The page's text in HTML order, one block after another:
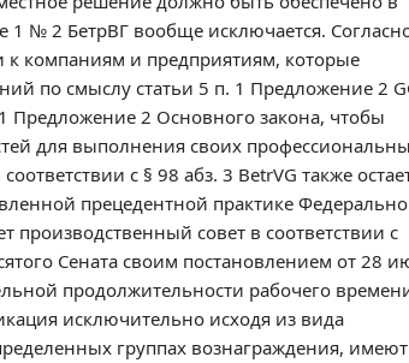
1 № 2 БетрВГ вообще исключается.
к компаниям и предприятиям, которые
по смыслу статьи 5 п. 1 Предложение 2
Предложение 2 Основного закона, чтобы
для выполнения своих
с § 98 абз. 3 BetrVG также
прецедентной практике
производственный совет в соответствии с
Сената своим постановлением от 28
продолжительности рабочего
исключительно исходя из вида
группах вознаграждения, имеют